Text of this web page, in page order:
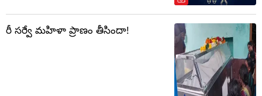
రీ సర్వే మహిళా ప్రాణం తీసిందా!